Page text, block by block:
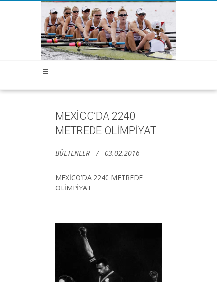
MEXİCO’DA 2240
METREDE OLİMPİYAT
BÜLTENLER 03.02.2016
MEXİCO’DA 2240 METREDE
OLİMPİYAT